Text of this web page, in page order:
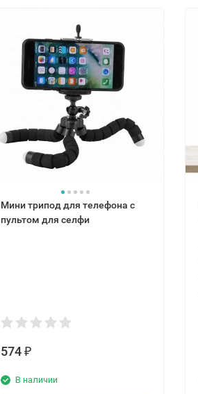
Мини трипод для телефона с
пультом для селфи
574 ₽
В наличии